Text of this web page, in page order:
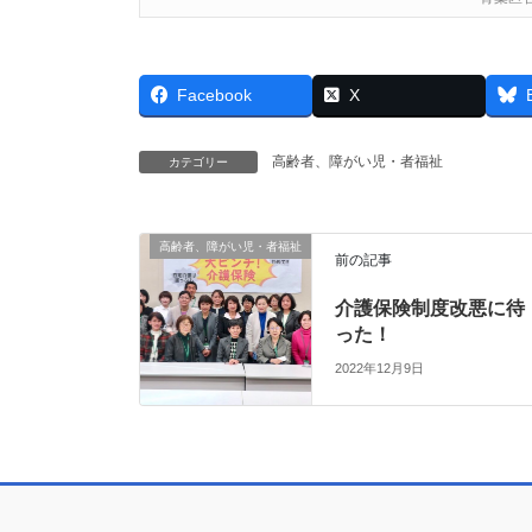
Facebook X
カテゴリー 高齢者、障がい児・者福祉
高齢者、障がい児・者福祉
前の記事
介護保険制度改悪に待
った！
2022年12月9日